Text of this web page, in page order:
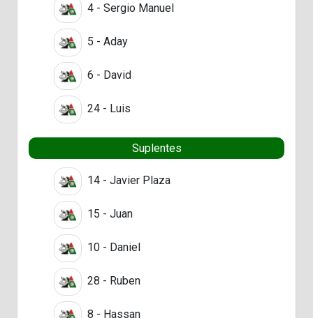
4 - Sergio Manuel
5 - Aday
6 - David
24 - Luis
Suplentes
14 - Javier Plaza
15 - Juan
10 - Daniel
28 - Ruben
8 - Hassan